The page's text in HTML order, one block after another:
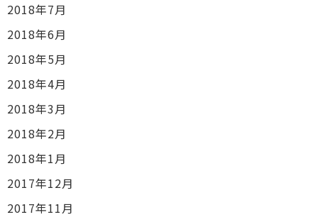
2018年7月
2018年6月
2018年5月
2018年4月
2018年3月
2018年2月
2018年1月
2017年12月
2017年11月